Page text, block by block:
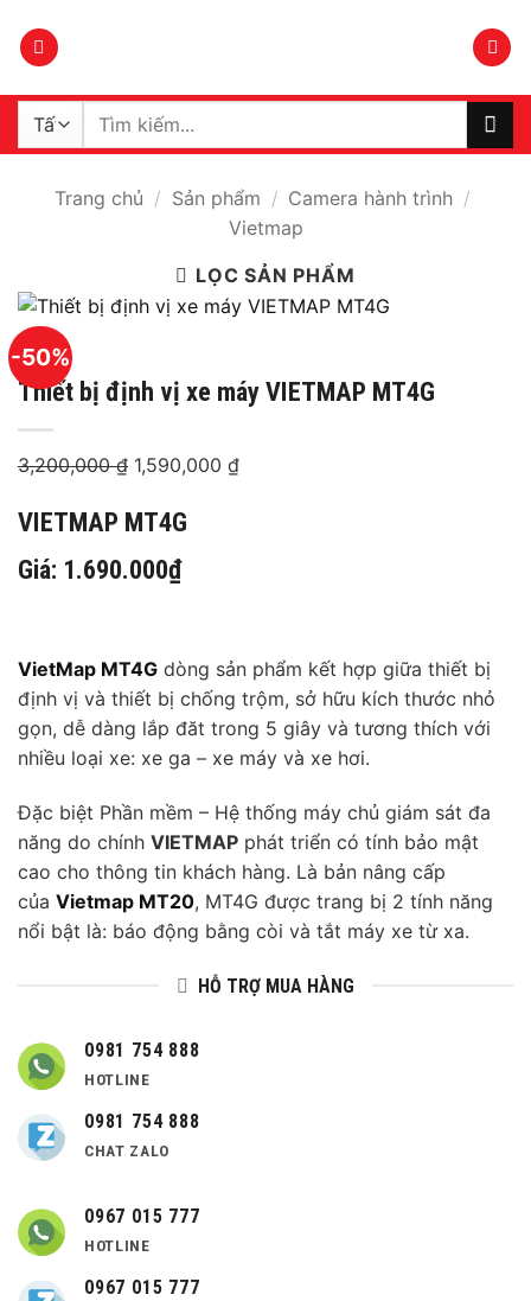
qua
dung
Tìm
Trang chủ / Sản phẩm / Camera hành trình /
Vietmap
LỌC SẢN PHẨM
-50%
Thiết bị định vị xe máy VIETMAP MT4G
3,200,000₫ Giá
là:
3,200,000 ₫.
1,590,000 ₫
VIETMAP MT4G
Giá: 1.690.000₫
VietMap MT4G dòng sản phẩm kết hợp giữa thiết bị
định vị và thiết bị chống trộm, sở hữu kích thước nhỏ
gọn, dễ dàng lắp đăt trong 5 giây và tương thích với
nhiều loại xe: xe ga – xe máy và xe hơi.
Đặc biệt Phần mềm – Hệ thống máy chủ giám sát đa
năng do chính VIETMAP phát triển có tính bảo mật
cao cho thông tin khách hàng. Là bản nâng cấp
của Vietmap MT20, MT4G được trang bị 2 tính năng
nổi bật là: báo động bằng còi và tắt máy xe từ xa.
HỖ TRỢ MUA HÀNG
0981 754 888
HOTLINE
0981 754 888
CHAT ZALO
0967 015 777
HOTLINE
0967 015 777